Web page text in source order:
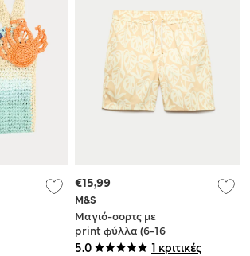
5.0 1 κριτικές
M&S
Μαγιό-σορτς με
print φύλλα (6-16
ετών)
€15,99